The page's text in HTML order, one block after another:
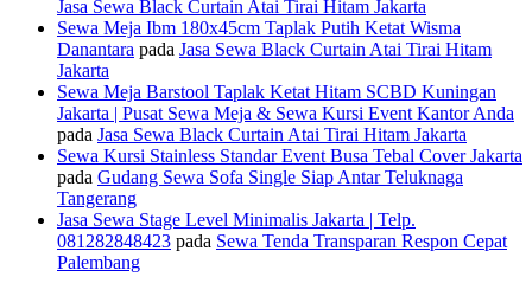
Jasa Sewa Black Curtain Atai Tirai Hitam Jakarta
Sewa Meja Ibm 180x45cm Taplak Putih Ketat Wisma
Danantara pada Jasa Sewa Black Curtain Atai Tirai Hitam
Jakarta
Sewa Meja Barstool Taplak Ketat Hitam SCBD Kuningan
Jakarta | Pusat Sewa Meja & Sewa Kursi Event Kantor Anda
pada Jasa Sewa Black Curtain Atai Tirai Hitam Jakarta
Sewa Kursi Stainless Standar Event Busa Tebal Cover Jakarta
pada Gudang Sewa Sofa Single Siap Antar Teluknaga
Tangerang
Jasa Sewa Stage Level Minimalis Jakarta | Telp.
081282848423 pada Sewa Tenda Transparan Respon Cepat
Palembang